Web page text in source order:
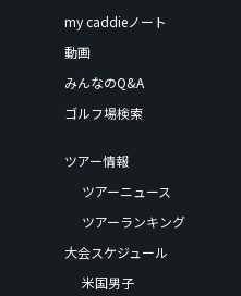
my caddieノート
動画
みんなのQ&A
ゴルフ場検索
ツアー情報
ツアーニュース
ツアーランキング
大会スケジュール
米国男子